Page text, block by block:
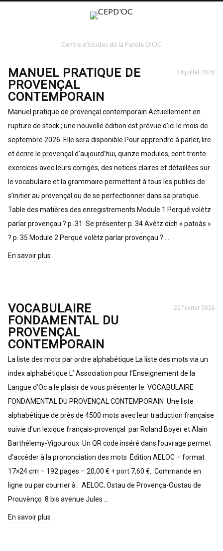
Centre d'Etudes de la Parole D'OC
MANUEL PRATIQUE DE
PROVENÇAL
CONTEMPORAIN
24 juillet 2026
Manuel pratique de provençal contemporain Actuellement en
rupture de stock ; une nouvelle édition est prévue d’ici le mois de
septembre 2026. Elle sera disponible Pour apprendre à parler, lire
et écrire le provençal d’aujourd’hui, quinze modules, cent trente
exercices avec leurs corrigés, des notices claires et détaillées sur
le vocabulaire et la grammaire permettent à tous les publics de
s’initier au provençal ou de se perfectionner dans sa pratique.
Table des matières des enregistrements Module 1 Perqué volètz
parlar provençau ? p. 31 Se présenter p. 34 Avètz dich « patoàs »
? p. 35 Module 2 Perqué volètz parlar provençau ? …
En savoir plus
VOCABULAIRE
FONDAMENTAL DU
PROVENÇAL
CONTEMPORAIN
22 février 2026
La liste des mots par ordre alphabétique La liste des mots via un
index alphabétique L’ Association pour l’Enseignement de la
Langue d’Oc a le plaisir de vous présenter le VOCABULAIRE
FONDAMENTAL DU PROVENÇAL CONTEMPORAIN Une liste
alphabétique de près de 4500 mots avec leur traduction française
suivie d’un lexique français-provençal par Roland Boyer et Alain
Barthélemy-Vigouroux Un QR code inséré dans l’ouvrage permet
d’accéder à la prononciation des mots Édition AELOC – format
17×24 cm – 192 pages – 20,00 € + port 7,60 €. Commande en
ligne ou par courrier à : AELOC, Ostau de Provença-Oustau de
Prouvènço 8 bis avenue Jules …
En savoir plus